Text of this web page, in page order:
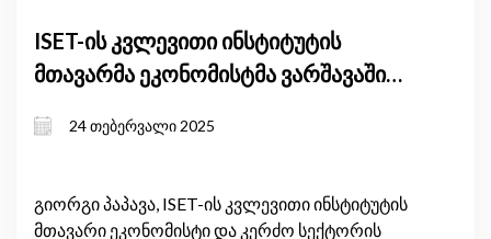
ISET-ის კვლევითი ინსტიტუტის
მთავარმა ეკონომისტმა ვარშავაში
კონფერენციაში მიიღო
24 თებერვალი 2025
გიორგი პაპავა, ISET-ის კვლევითი ინსტიტუტის
მთავარი ეკონომისტი და კერძო სექტორის